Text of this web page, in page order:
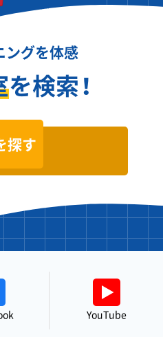
ングを体感
を検索！
探す
YouTube